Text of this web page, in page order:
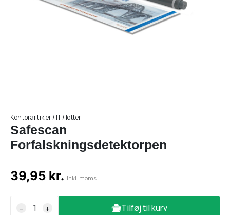
Kontorartikler / IT / lotteri
Safescan
Forfalskningsdetektorpen
39,95 kr. Inkl. moms
- + Tilføj til kurv